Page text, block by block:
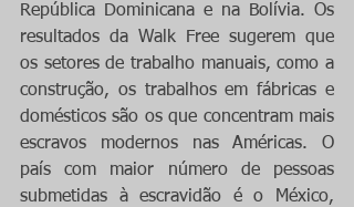
República Dominicana e na Bolívia. Os
resultados da Walk Free sugerem que
os setores de trabalho manuais, como a
construção, os trabalhos em fábricas e
domésticos são os que concentram mais
escravos modernos nas Américas. O
país com maior número de pessoas
submetidas à escravidão é o México,